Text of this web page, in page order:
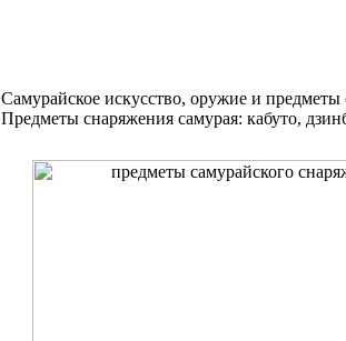
Самурайское искусство, оружие и предметы
Предметы снаряжения самурая: кабуто,